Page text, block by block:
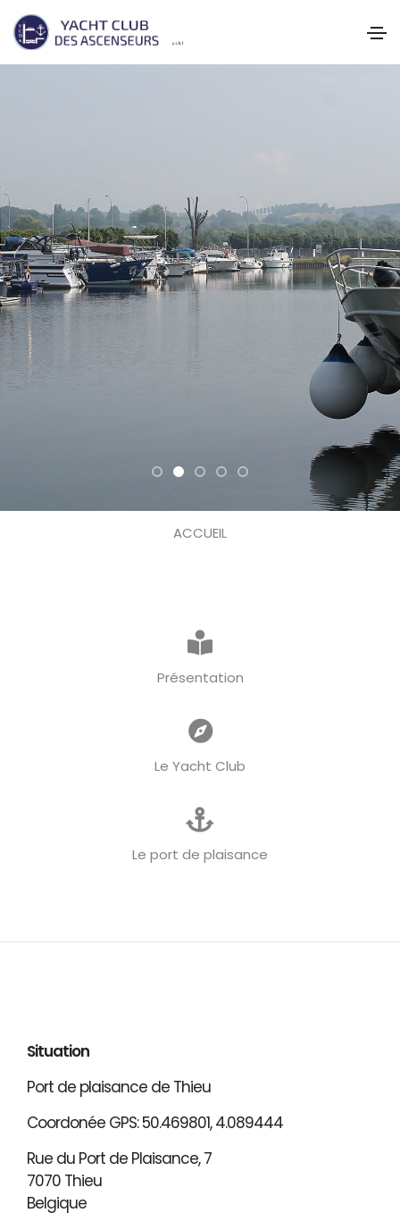
ACCUEIL
Présentation
Le Yacht Club
Le port de plaisance
Situation
Port de plaisance de Thieu
Coordonée GPS: 50.469801, 4.089444
Rue du Port de Plaisance, 7
7070 Thieu
Belgique